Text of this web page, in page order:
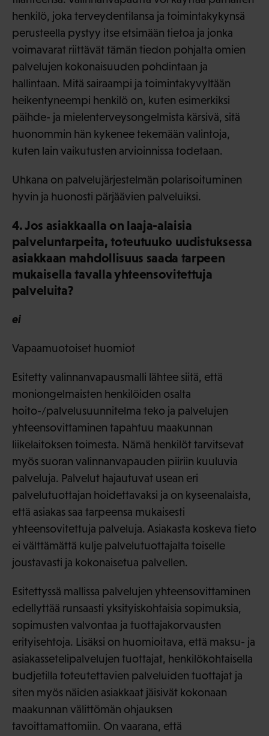
henkilö, joka terveydentilansa ja toimintakykynsä
perusteella pystyy itse etsimään tietoa ja jonka
voimavarat riittävät tämän tiedon pohjalta omien
palvelujen kokonaisuuden pohdintaan ja
hallintaan. Mitä sairaampi ja toimintakyvyltään
heikentyneempi henkilö on, kuten esimerkiksi
päihde- ja mielenterveysongelmista kärsivä, sitä
huonommin hän kykenee tekemään valintoja,
kuten lain vaikutusten arvioinnissa todetaan.
Uhkana on palvelujärjestelmän polarisoituminen
hyvin ja huonosti pärjäävien palveluiksi.
4. Jos asiakkaalla on laaja-alaisia
palveluntarpeita, toteutuuko uudistuksessa
asiakkaan mahdollisuus saada tarpeen
mukaisella tavalla yhteensovitettuja
palveluita?
ei
Vapaamuotoiset huomiot
Esitetty valinnanvapausmalli lähtee siitä, että
moniongelmaisten henkilöiden osalta
hoito-/palvelusuunnitelma teko ja palvelujen
yhteensovittaminen tapahtuu maakunnan
liikelaitoksen toimesta. Nämä henkilöt tarvitsevat
myös suoran valinnanvapauden piiriin kuuluvia
palveluja. Palvelut hajautuvat usean eri
palvelutuottajan hoidettavaksi ja on kyseenalaista,
että asiakas saa tarpeensa mukaisesti
yhteensovitettuja palveluja. Asiakasta koskeva tieto
ei välttämättä kulje palvelutuottajalta toiselle
joustavasti ja kokonaisetua palvellen.
Esitettyssä mallissa palvelujen yhteensovittaminen
edellyttää runsaasti yksityiskohtaisia sopimuksia,
sopimusten valvontaa ja tuottajakorvausten
erityisehtoja. Lisäksi on huomioitava, että maksu- ja
asiakassetelipalvelujen tuottajat, henkilökohtaisella
budjetilla toteutettavien palveluiden tuottajat ja
siten myös näiden asiakkaat jäisivät kokonaan
maakunnan välittömän ohjauksen
tavoittamattomiin. On vaarana, että